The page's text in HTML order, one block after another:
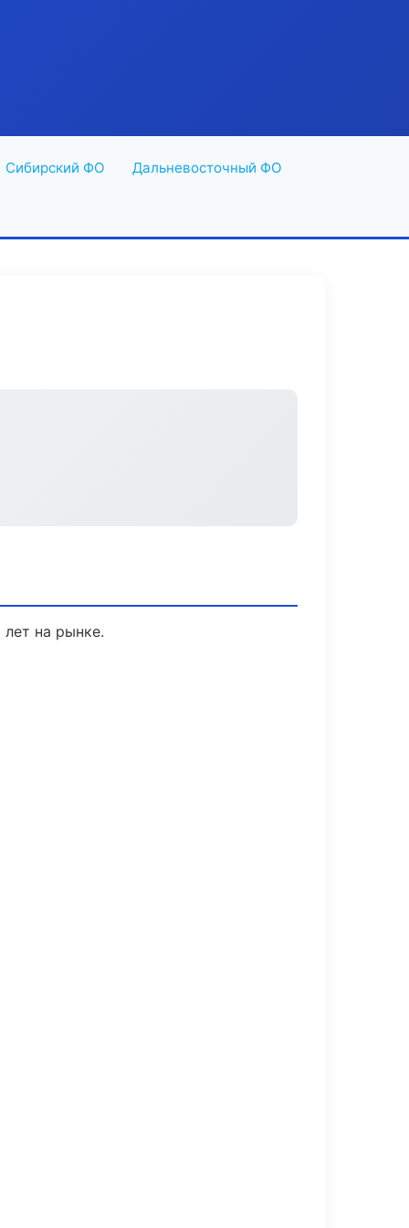
Сибирский ФО Дальневосточный ФО
на рынке.